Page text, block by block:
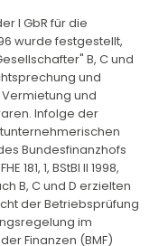
I GbR für die
wurde festgestellt,
B, C und
und
und
Infolge der
Bundesfinanzhofs
181, 1, BStBl II 1998,
B, C und D erzielten
der Betriebsprüfung
im
Finanzen (BMF)